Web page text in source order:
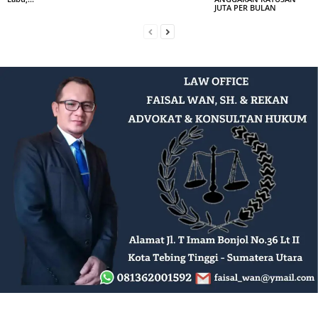
JUTA PER BULAN